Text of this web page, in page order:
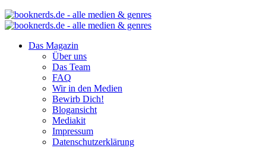
Das Magazin
Über uns
Das Team
FAQ
Wir in den Medien
Bewirb Dich!
Blogansicht
Mediakit
Impressum
Datenschutzerklärung